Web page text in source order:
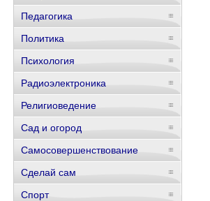
Педагогика
Политика
Психология
Радиоэлектроника
Религиоведение
Сад и огород
Самосовершенствование
Сделай сам
Спорт